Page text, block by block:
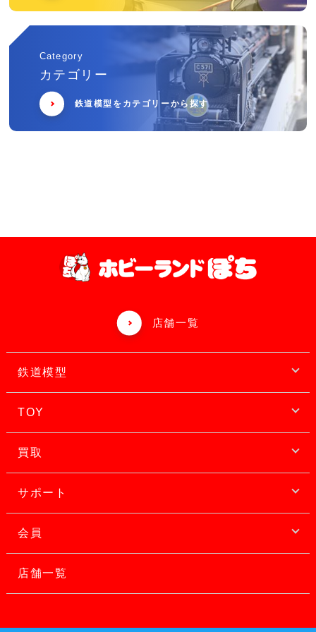
Category
カテゴリー
鉄道模型をカテゴリーから探す
店舗一覧
鉄道模型
TOY
買取
サポート
会員
店舗一覧